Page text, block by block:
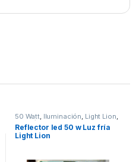
50 Watt, Iluminación, Light Lion,
Luz Fría, Marcas,Materiales
Eléctricos, Reflector
Reflector led 50 w Luz fría
Light Lion